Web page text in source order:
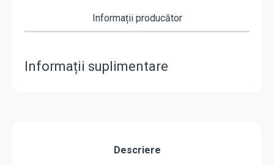
Informații producător
Informații suplimentare
Descriere